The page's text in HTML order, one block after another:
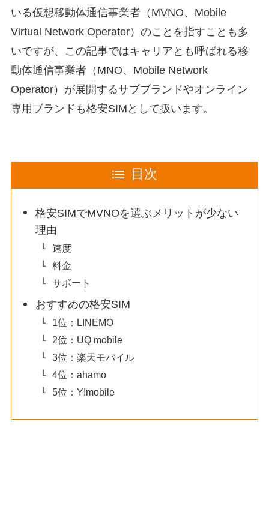
いる仮想移動体通信事業者（MVNO、Mobile
Virtual Network Operator）のことを指すことも多
いですが、この記事ではキャリアとも呼ばれる移
動体通信事業者（MNO、Mobile Network
Operator）が展開するサブブランドやオンライン
専用ブランドも格安SIMとして扱います。
目次
格安SIMでMVNOを選ぶメリットが少ない
理由
速度
料金
サポート
おすすめの格安SIM
1位：LINEMO
2位：UQ mobile
3位：楽天モバイル
4位：ahamo
5位：Y!mobile